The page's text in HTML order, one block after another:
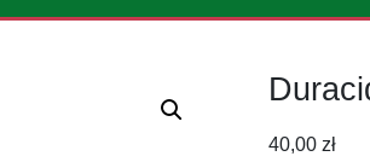
40,00zł